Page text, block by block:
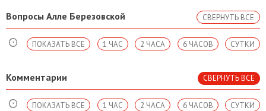
Вопросы Алле Березовской СВЕРНУТЬ ВСЕ
СУТКИ
6 ЧАСОВ
2 ЧАСА
1 ЧАС
ПОКАЗАТЬ ВСЕ
Комментарии СВЕРНУТЬ ВСЕ
СУТКИ
6 ЧАСОВ
2 ЧАСА
1 ЧАС
ПОКАЗАТЬ ВСЕ